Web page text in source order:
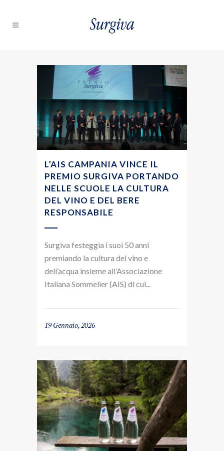
L’AIS CAMPANIA VINCE IL
PREMIO SURGIVA PORTANDO
NELLE SCUOLE LA CULTURA
DEL VINO E DEL BERE
RESPONSABILE
Surgiva festeggia i suoi 50 anni
premiando la cultura del vino e
dell’acqua insieme all’Associazione
Italiana Sommelier (AIS) di cui...
19 Gennaio, 2026